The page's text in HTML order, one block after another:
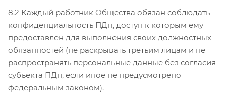
8.2 Каждый работник Общества обязан соблюдать
конфиденциальность ПДн, доступ к которым ему
предоставлен для выполнения своих должностных
обязанностей (не раскрывать третьим лицам и не
распространять персональные данные без согласия
субъекта ПДн, если иное не предусмотрено
федеральным законом).